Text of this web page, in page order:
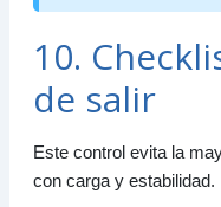
10.
de salir
Este control evita la
con carga y estabilidad.